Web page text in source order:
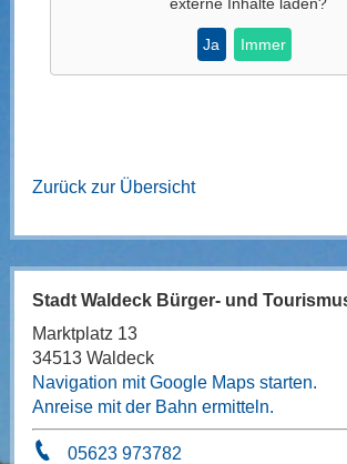
Ja Immer
Zurück zur Übersicht
Stadt Waldeck Bürger- und
Marktplatz 13
34513 Waldeck
Navigation mit Google Maps starten.
Anreise mit der Bahn ermitteln.
05623 973782